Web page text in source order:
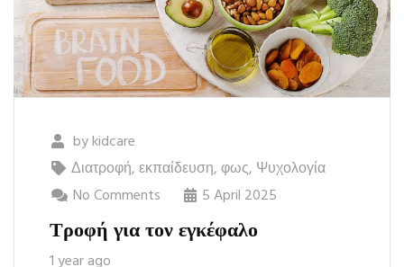
bykidcare
Διατροφή,εκπαίδευση,φως, Ψυχολογία
No Comments
5 April 2025
Τροφή για τον εγκέφαλο
1 year ago